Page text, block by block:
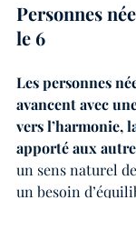
Personnes
le 6
Les personnes
avancent avec
vers l’harmonie,
apporté aux
un sens naturel
un besoin